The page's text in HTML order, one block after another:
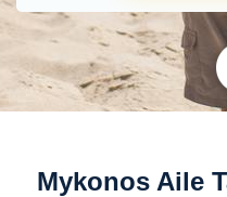
Mykonos Aile